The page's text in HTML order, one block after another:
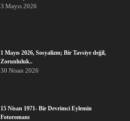
3 Mayıs 2026
1 Mayıs 2026, Sosyalizm; Bir Tavsiye değil,
Zorunluluk..
30 Nisan 2026
15 Nisan 1971- Bir Devrimci Eylemin
Fotoromanı